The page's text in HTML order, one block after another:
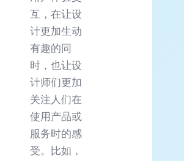
互，在让设
计更加生动
有趣的同
时，也让设
计师们更加
关注人们在
使用产品或
服务时的感
受。比如，